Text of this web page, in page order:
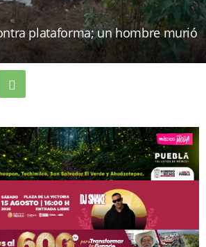
plataforma; un hombre murió